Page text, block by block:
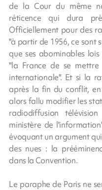
de la Cour du même
réticence qui dura
Officiellement pour des
"à partir de 1956, ce sont
que ses abominables
"la France de se
internationale". Et si la
après la fin du conflit,
alors fallu modifier les
radiodiffusion
ministère de
évoquant un argument
des nues : la
dans la Convention.
Le paraphe de Paris ne